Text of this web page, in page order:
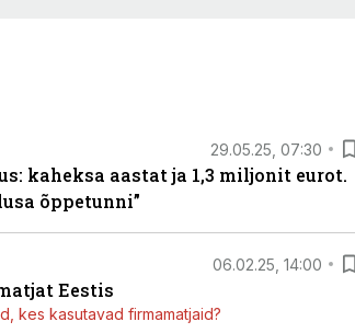
29.05.25, 07:30
kaheksa aastat ja 1,3 miljonit eurot.
õppetunni”
06.02.25, 14:00
Eestis
kes kasutavad firmamatjaid?